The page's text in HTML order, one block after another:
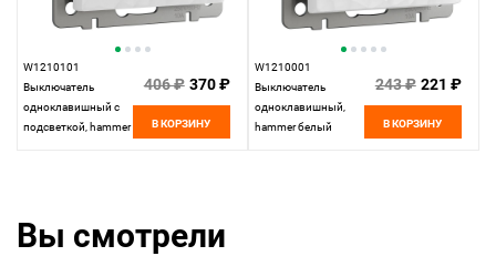
W1210101
Выключатель
одноклавишный с
подсветкой, hammer
406 ₽ 370 ₽
В КОРЗИНУ
W1210001
Выключатель
одноклавишный,
hammer белый
243 ₽ 221 ₽
В КОРЗИНУ
Вы смотрели